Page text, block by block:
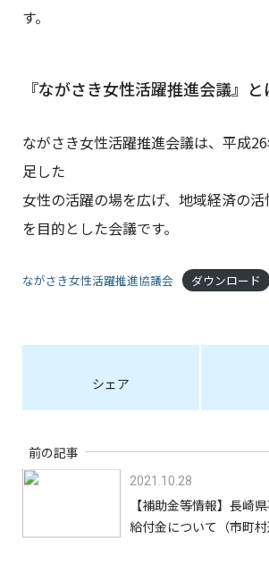
す。
『ながさき女性活躍推進会議』と
ながさき女性活躍推進会議は、平成
足した
女性の活躍の場を広げ、地域経済の活
を目的とした会議です。
ながさき女性活躍推進協議会 ダウンロード
シェア
前の記事
2021.10.28
【補助金等情報】長崎
給付金について（市町村